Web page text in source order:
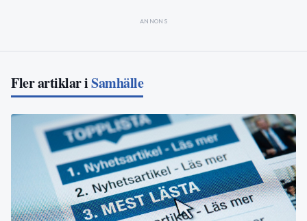
ANNONS
Fler artiklar iSamhälle